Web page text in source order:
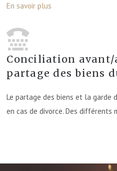
En savoir plus
Conciliation avant/
partage des biens
Le partage des biens et la garde
en cas de divorce. Des différents